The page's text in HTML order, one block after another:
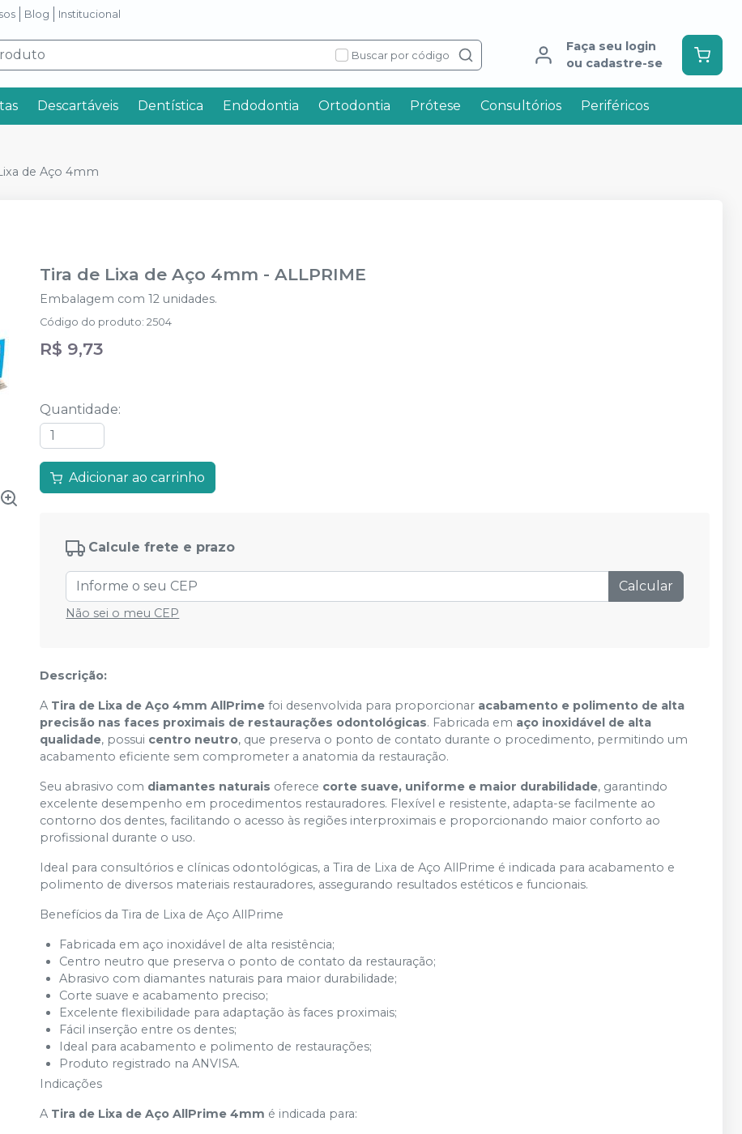
Blog Institucional
Buscar por código
Faça seu login
ou cadastre-se
Descartáveis Dentística Endodontia Ortodontia Prótese Consultórios Periféricos
de Aço 4mm
Tira de Lixa de Aço 4mm -ALLPRIME
Embalagem com 12 unidades.
Código do produto:2504
R$ 9,73
Quantidade:
Adicionar ao carrinho
Calcule frete e prazo
Calcular
Não sei o meu CEP
Descrição:
A Tira de Lixa de Aço 4mm AllPrime foi desenvolvida para proporcionar acabamento e polimento de alta
precisão nas faces proximais de restaurações odontológicas. Fabricada em aço inoxidável de alta
qualidade, possui centro neutro, que preserva o ponto de contato durante o procedimento, permitindo um
acabamento eficiente sem comprometer a anatomia da restauração.
Seu abrasivo com diamantes naturais oferece corte suave, uniforme e maior durabilidade, garantindo
excelente desempenho em procedimentos restauradores. Flexível e resistente, adapta-se facilmente ao
contorno dos dentes, facilitando o acesso às regiões interproximais e proporcionando maior conforto ao
profissional durante o uso.
Ideal para consultórios e clínicas odontológicas, a Tira de Lixa de Aço AllPrime é indicada para acabamento e
polimento de diversos materiais restauradores, assegurando resultados estéticos e funcionais.
Benefícios da Tira de Lixa de Aço AllPrime
Fabricada em aço inoxidável de alta resistência;
Centro neutro que preserva o ponto de contato da restauração;
Abrasivo com diamantes naturais para maior durabilidade;
Corte suave e acabamento preciso;
Excelente flexibilidade para adaptação às faces proximais;
Fácil inserção entre os dentes;
Ideal para acabamento e polimento de restaurações;
Produto registrado na ANVISA.
Indicações
A Tira de Lixa de Aço AllPrime 4mm é indicada para: